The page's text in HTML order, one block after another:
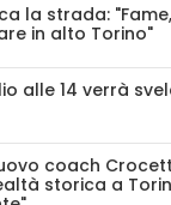
la strada:
in alto Torino"
alle 14 verrà
coach
storica a